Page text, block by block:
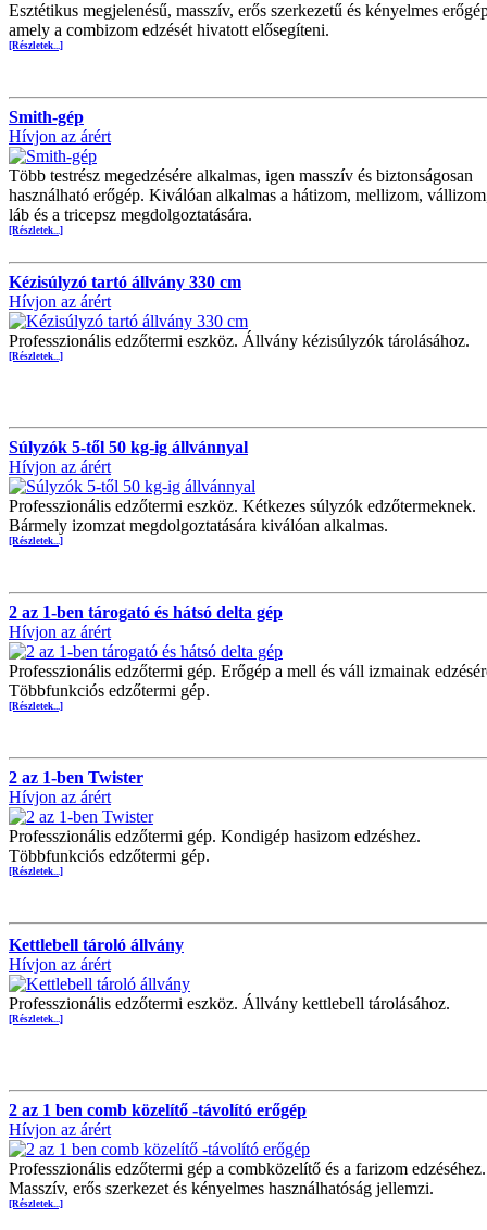
Esztétikus megjelenésű, masszív, erős szerkezetű és kényelmes
amely a combizom edzését hivatott elősegíteni.
[Részletek...]
Smith-gép
Hívjon az árért
Több testrész megedzésére alkalmas, igen masszív és biztonságosan
használható erőgép. Kiválóan alkalmas a hátizom, mellizom,
láb és a tricepsz megdolgoztatására.
[Részletek...]
Kézisúlyzó tartó állvány 330 cm
Hívjon az árért
Professzionális edzőtermi eszköz. Állvány kézisúlyzók tárolásához.
[Részletek...]
Súlyzók 5-től 50 kg-ig állvánnyal
Hívjon az árért
Professzionális edzőtermi eszköz. Kétkezes súlyzók edzőtermeknek.
Bármely izomzat megdolgoztatására kiválóan alkalmas.
[Részletek...]
2 az 1-ben tárogató és hátsó delta gép
Hívjon az árért
Professzionális edzőtermi gép. Erőgép a mell és váll izmainak
Többfunkciós edzőtermi gép.
[Részletek...]
2 az 1-ben Twister
Hívjon az árért
Professzionális edzőtermi gép. Kondigép hasizom edzéshez.
Többfunkciós edzőtermi gép.
[Részletek...]
Kettlebell tároló állvány
Hívjon az árért
Professzionális edzőtermi eszköz. Állvány kettlebell tárolásához.
[Részletek...]
2 az 1 ben comb közelítő -távolító erőgép
Hívjon az árért
Professzionális edzőtermi gép a combközelítő és a farizom edzéséhez.
Masszív, erős szerkezet és kényelmes használhatóság jellemzi.
[Részletek...]